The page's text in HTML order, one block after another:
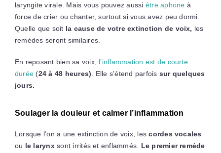
laryngite virale. Mais vous pouvez aussi être aphone à
force de crier ou chanter, surtout si vous avez peu dormi.
Quelle que soit la cause de votre extinction de voix, les
remèdes seront similaires.
En reposant bien sa voix, l’inflammation est de courte
durée (24 à 48 heures) . Elle s’étend parfois sur quelques
jours.
Soulager la douleur et calmer l’inflammation
Lorsque l’on a une extinction de voix, lescordes vocales
ou le larynxsont irrités et enflammés. Le premier remède